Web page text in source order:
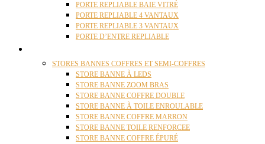
PORTE REPLIABLE BAIE VITRÉ
PORTE REPLIABLE 4 VANTAUX
PORTE REPLIABLE 3 VANTAUX
PORTE D’ENTRE REPLIABLE
STORES BANNES COFFRES ET SEMI-COFFRES
STORE BANNE À LEDS
STORE BANNE ZOOM BRAS
STORE BANNE COFFRE DOUBLE
STORE BANNE À TOILE ENROULABLE
STORE BANNE COFFRE MARRON
STORE BANNE TOILE RENFORCEE
STORE BANNE COFFRE ÉPURÉ